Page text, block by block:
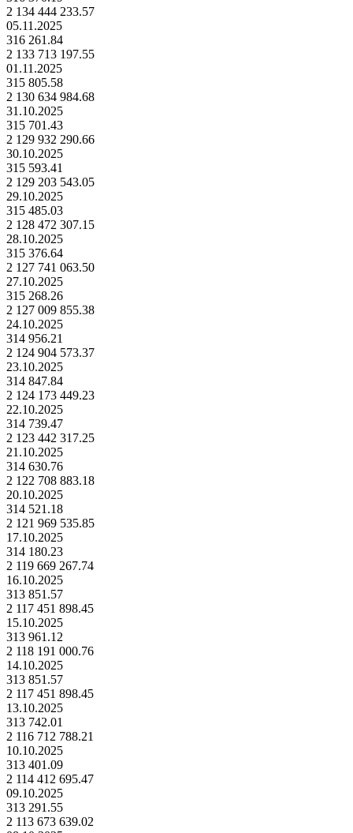
2 134 444 233.57
05.11.2025
316 261.84
2 133 713 197.55
01.11.2025
315 805.58
2 130 634 984.68
31.10.2025
315 701.43
2 129 932 290.66
30.10.2025
315 593.41
2 129 203 543.05
29.10.2025
315 485.03
2 128 472 307.15
28.10.2025
315 376.64
2 127 741 063.50
27.10.2025
315 268.26
2 127 009 855.38
24.10.2025
314 956.21
2 124 904 573.37
23.10.2025
314 847.84
2 124 173 449.23
22.10.2025
314 739.47
2 123 442 317.25
21.10.2025
314 630.76
2 122 708 883.18
20.10.2025
314 521.18
2 121 969 535.85
17.10.2025
314 180.23
2 119 669 267.74
16.10.2025
313 851.57
2 117 451 898.45
15.10.2025
313 961.12
2 118 191 000.76
14.10.2025
313 851.57
2 117 451 898.45
13.10.2025
313 742.01
2 116 712 788.21
10.10.2025
313 401.09
2 114 412 695.47
09.10.2025
313 291.55
2 113 673 639.02